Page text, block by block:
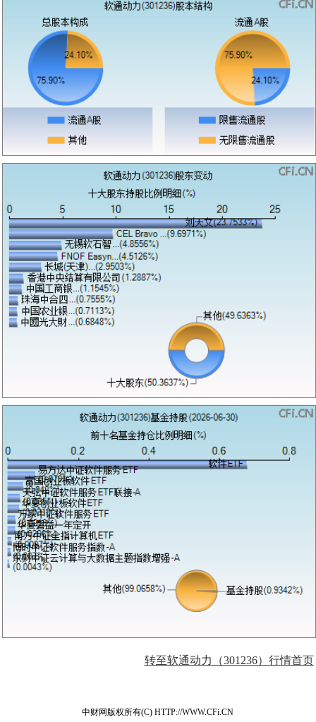
转至软通动力（301236）行情首页
中财网版权所有(C) HTTP://WWW.CFi.CN